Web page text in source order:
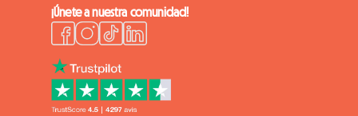
¡Únete a nuestra comunidad!